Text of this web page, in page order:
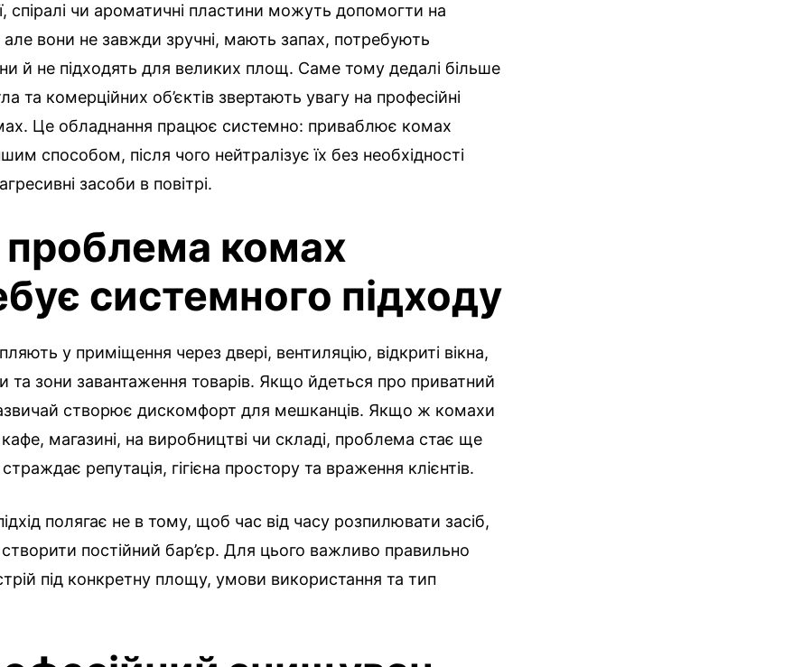
спіралі чи ароматичні пластини можуть допомогти на
вони не завжди зручні, мають запах, потребують
й не підходять для великих площ. Саме тому дедалі більше
та комерційних об’єктів звертають увагу на професійні
Це обладнання працює системно: приваблює комах
способом, після чого нейтралізує їх без необхідності
засоби в повітрі.
комах
системного підходу
у приміщення через двері, вентиляцію, відкриті вікна,
та зони завантаження товарів. Якщо йдеться про приватний
створює дискомфорт для мешканців. Якщо ж комахи
кафе, магазині, на виробництві чи складі, проблема стає ще
репутація, гігієна простору та враження клієнтів.
полягає не в тому, щоб час від часу розпилювати засіб,
постійний бар’єр. Для цього важливо правильно
під конкретну площу, умови використання та тип